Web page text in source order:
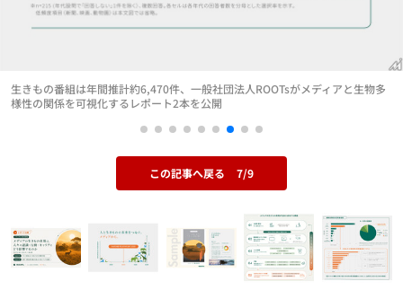
生きもの番組は年間推計約6,470件、一般社団法人ROOTsがメディアと生物多
様性の関係を可視化するレポート2本を公開
この記事へ戻る 7/9